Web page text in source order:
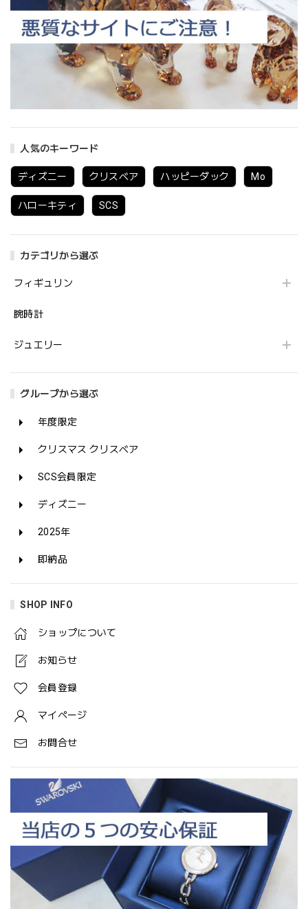
人気のキーワード
ディズニー クリスベア ハッピーダック Mo
ハローキティ SCS
カテゴリから選ぶ
フィギュリン
腕時計
ジュエリー
グループから選ぶ
年度限定
クリスマス クリスベア
SCS会員限定
ディズニー
2025年
即納品
SHOP INFO
ショップについて
お知らせ
会員登録
マイページ
お問合せ